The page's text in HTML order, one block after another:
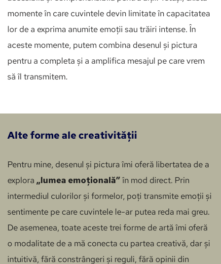
momente în care cuvintele devin limitate în capacitatea
lor de a exprima anumite emoții sau trăiri intense. În
aceste momente, putem combina desenul și pictura
pentru a completa și a amplifica mesajul pe care vrem
să îl transmitem.
Alte forme ale creativității
Pentru mine, desenul și pictura îmi oferă libertatea de a
explora „lumea emoțională” în mod direct. Prin
intermediul culorilor și formelor, poți transmite emoții și
sentimente pe care cuvintele le-ar putea reda mai greu.
De asemenea, toate aceste trei forme de artă îmi oferă
o modalitate de a mă conecta cu partea creativă, dar și
intuitivă, fără constrângeri și reguli, fără opinii din